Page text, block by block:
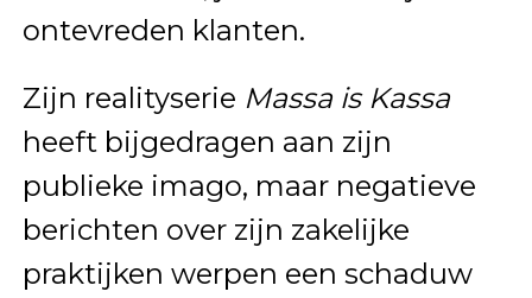
ontevreden klanten.
Zijn realityserie Massa is Kassa
heeft bijgedragen aan zijn
publieke imago, maar negatieve
berichten over zijn zakelijke
praktijken werpen een schaduw